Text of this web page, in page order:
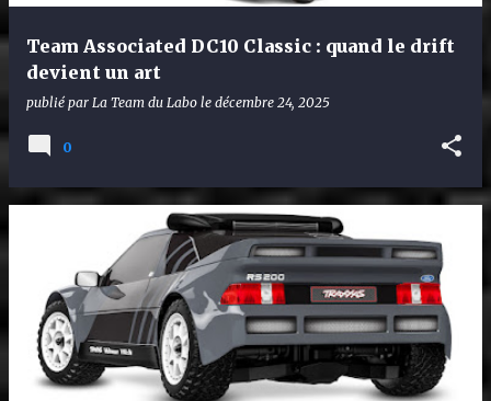
Team Associated DC10 Classic : quand le drift
devient un art
publié par La Team du Labo le décembre 24, 2025
0